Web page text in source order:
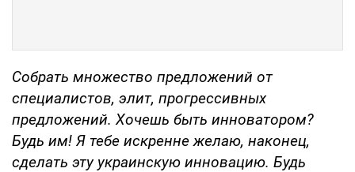
Собрать множество предложений от
специалистов, элит, прогрессивных
предложений. Хочешь быть инноватором?
Будь им! Я тебе искренне желаю, наконец,
сделать эту украинскую инновацию. Будь